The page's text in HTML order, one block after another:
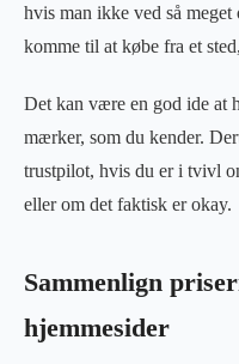
hvis man ikke ved så
komme til at købe fra et
Det kan være en god ide at
mærker, som du kender.
trustpilot, hvis du er i tvivl
eller om det faktisk er okay.
Sammenlign
hjemmesider